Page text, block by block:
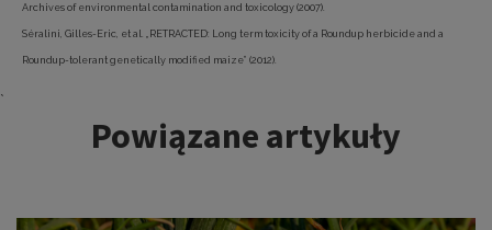
Archives of environmental contamination and toxicology (2007).
Séralini, Gilles-Eric, et al. „RETRACTED: Long term toxicity of a Roundup herbicide and a
Roundup-tolerant genetically modified maize” (2012).
`
Powiązane artykuły